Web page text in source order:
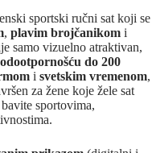
sportski ručni sat koji se
, plavim brojčanikom i
samo vizuelno atraktivan,
do 200
i svetskim vremenom,
za žene koje žele sat
sportovima,